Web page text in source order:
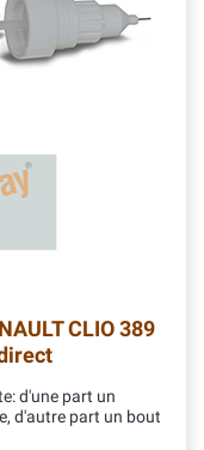
CLIO 389
d'une part un
d'autre part un bout